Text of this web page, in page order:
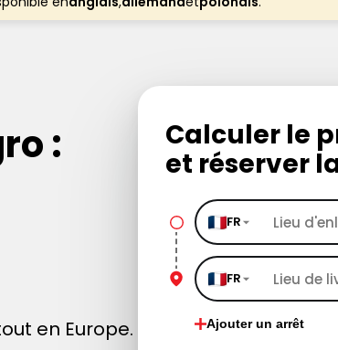
:
en Europe.
Calculer le
et réserver
FR
FR
Ajouter un arrêt